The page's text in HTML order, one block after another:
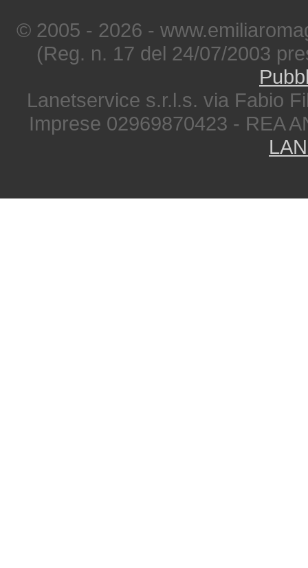
© 2005 - 2026 -
(Reg. n. 17 del 24/07/2003
Lanetservice s.r.l.s. via Fabio
Imprese 02969870423 - REA